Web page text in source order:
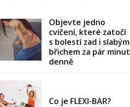
Objevte jedno
cvičení, které zatočí
s bolestí zad i slabým
břichem za pár minut
denně
Co je FLEXI-BAR?